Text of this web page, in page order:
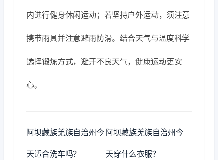
内进行健身休闲运动；若坚持户外运动，须注意
携带雨具并注意避雨防滑。结合天气与温度科学
选择锻炼方式，避开不良天气，健康运动更安
心。
阿坝藏族羌族自治州今
天适合洗车吗？
阿坝藏族羌族自治州今
天穿什么衣服？